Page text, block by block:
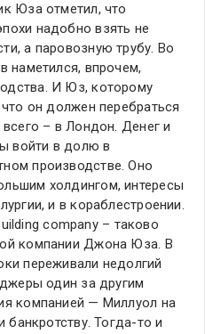
Юза отметил, что
надобно взять не
а паровозную трубу. Во
наметился, впрочем,
И Юз, которому
он должен перебраться
– в Лондон. Денег и
войти в долю в
производстве. Оно
холдингом, интересы
и в кораблестроении.
company – таково
компании Джона Юза. В
переживали недолгий
один за другим
компанией — Миллуол на
банкротству. Тогда-то и